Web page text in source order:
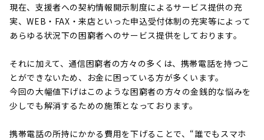
現在、支援者への契約情報開示制度によるサービス提供の充
実、WEB・FAX・来店といった申込受付体制の充実等によって
あらゆる状況下の困窮者へのサービス提供をしております。
それに加えて、通信困窮者の方々の多くは、携帯電話を持つこ
とができないため、お金に困っている方が多くいます。
今回の大幅値下げはこのような困窮者の方々の金銭的な悩みを
少しでも解消するための施策となっております。
携帯電話の所持にかかる費用を下げることで、“誰でもスマホ